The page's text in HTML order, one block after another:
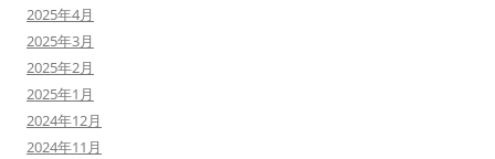
2025年4月
2025年3月
2025年2月
2025年1月
2024年12月
2024年11月